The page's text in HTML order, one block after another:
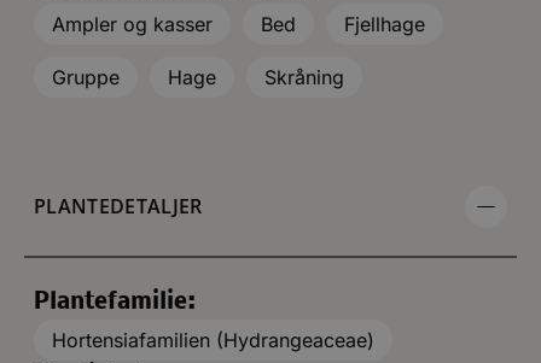
Ampler og kasser
Bed Fjellhage
Gruppe Hage Skråning
PLANTEDETALJER
Plantefamilie:
Hortensiafamilien (Hydrangeaceae)